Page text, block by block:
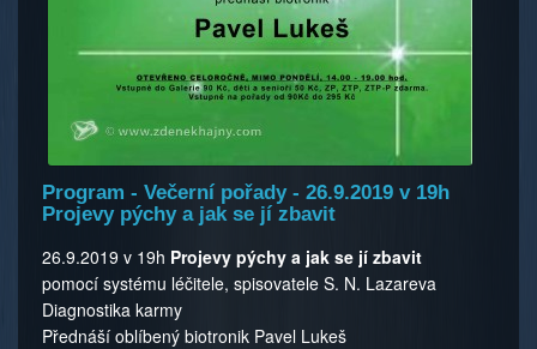
Program - Večerní pořady - 26.9.2019 v 19h
Projevy pýchy a jak se jí zbavit
26.9.2019 v 19h Projevy pýchy a jak se jí zbavit
pomocí systému léčitele, spisovatele S. N. Lazareva
Diagnostika karmy
Přednáší oblíbený biotronik Pavel Lukeš